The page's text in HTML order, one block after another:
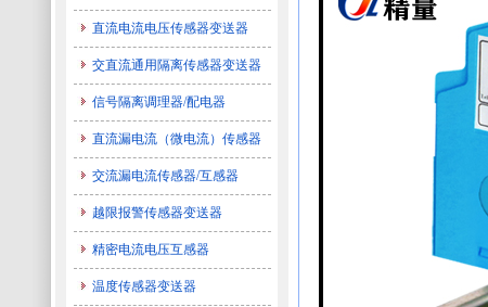
直流电流电压传感器变送器
交直流通用隔离传感器变送器
信号隔离调理器/配电器
直流漏电流（微电流）传感器
交流漏电流传感器/互感器
越限报警传感器变送器
精密电流电压互感器
温度传感器变送器